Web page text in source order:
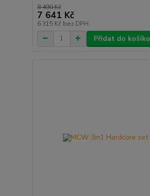
8 490 Kč
7 641 Kč
6 315 Kč bez DPH
Přidat do košíku